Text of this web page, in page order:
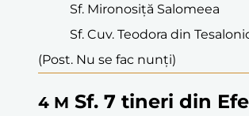
Sf. Mironosiță Salomeea
Sf. Cuv. Teodora din
(Post. Nu se fac nunți)
4 M Sf. 7 tineri din